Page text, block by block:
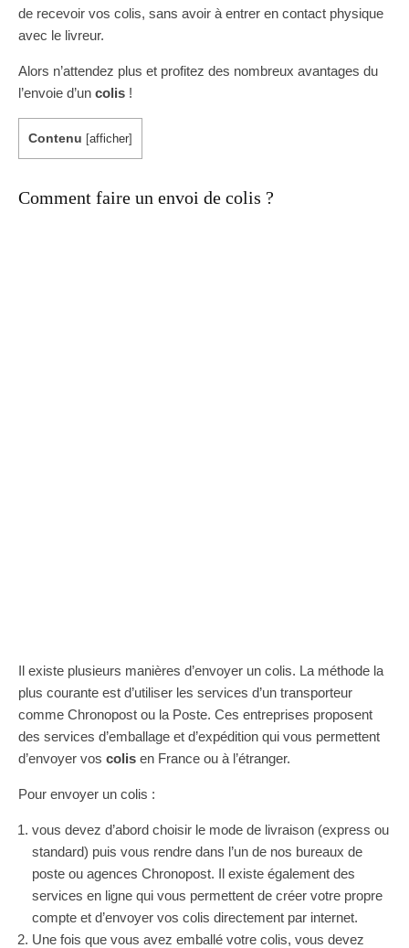
de recevoir vos colis, sans avoir à entrer en contact physique
avec le livreur.
Alors n’attendez plus et profitez des nombreux avantages du
l’envoie d’un colis !
Contenu [afficher]
Comment faire un envoi de colis ?
Il existe plusieurs manières d’envoyer un colis. La méthode la
plus courante est d’utiliser les services d’un transporteur
comme Chronopost ou la Poste. Ces entreprises proposent
des services d’emballage et d’expédition qui vous permettent
d’envoyer vos colis en France ou à l’étranger.
Pour envoyer un colis :
vous devez d’abord choisir le mode de livraison (express ou
standard) puis vous rendre dans l’un de nos bureaux de
poste ou agences Chronopost. Il existe également des
services en ligne qui vous permettent de créer votre propre
compte et d’envoyer vos colis directement par internet.
Une fois que vous avez emballé votre colis, vous devez